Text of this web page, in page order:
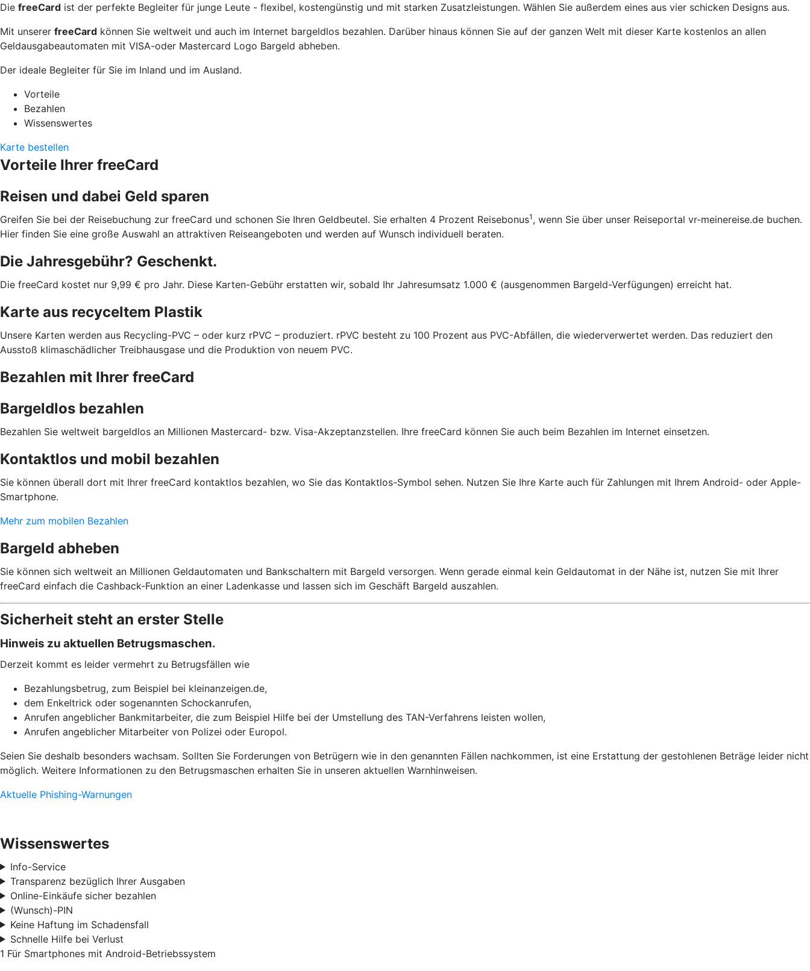
Die freeCard ist der perfekte Begleiter für junge Leute - flexibel, kostengünstig und mit starken Zusatzleistungen. Wählen Sie außerdem eines aus vier schicken Designs aus.
Mit unserer freeCard können Sie weltweit und auch im Internet bargeldlos bezahlen. Darüber hinaus können Sie auf der ganzen Welt mit dieser Karte kostenlos an allen
Geldausgabeautomaten mit VISA-oder Mastercard Logo Bargeld abheben.
Der ideale Begleiter für Sie im Inland und im Ausland.
Vorteile
Bezahlen
Wissenswertes
Karte bestellen
Vorteile Ihrer freeCard
Reisen und dabei Geld sparen
Greifen Sie bei der Reisebuchung zur freeCard und schonen Sie Ihren Geldbeutel. Sie erhalten 4 Prozent Reisebonus1 , wenn Sie über unser Reiseportal vr-meinereise.de buchen.
Hier finden Sie eine große Auswahl an attraktiven Reiseangeboten und werden auf Wunsch individuell beraten.
Die Jahresgebühr? Geschenkt.
Die freeCard kostet nur 9,99 € pro Jahr. Diese Karten-Gebühr erstatten wir, sobald Ihr Jahresumsatz 1.000 € (ausgenommen Bargeld-Verfügungen) erreicht hat.
Karte aus recyceltem Plastik
Unsere Karten werden aus Recycling-PVC – oder kurz rPVC – produziert. rPVC besteht zu 100 Prozent aus PVC-Abfällen, die wiederverwertet werden. Das reduziert den
Ausstoß klimaschädlicher Treibhausgase und die Produktion von neuem PVC.
Bezahlen mit Ihrer freeCard
Bargeldlos bezahlen
Bezahlen Sie weltweit bargeldlos an Millionen Mastercard- bzw. Visa-Akzeptanzstellen. Ihre freeCard können Sie auch beim Bezahlen im Internet einsetzen.
Kontaktlos und mobil bezahlen
Sie können überall dort mit Ihrer freeCard kontaktlos bezahlen, wo Sie das Kontaktlos-Symbol sehen. Nutzen Sie Ihre Karte auch für Zahlungen mit Ihrem Android- oder Apple-
Smartphone.
Mehr zum mobilen Bezahlen
Bargeld abheben
Sie können sich weltweit an Millionen Geldautomaten und Bankschaltern mit Bargeld versorgen. Wenn gerade einmal kein Geldautomat in der Nähe ist, nutzen Sie mit Ihrer
freeCard einfach die Cashback-Funktion an einer Ladenkasse und lassen sich im Geschäft Bargeld auszahlen.
Sicherheit steht an erster Stelle
Hinweis zu aktuellen Betrugsmaschen.
Derzeit kommt es leider vermehrt zu Betrugsfällen wie
Bezahlungsbetrug, zum Beispiel bei kleinanzeigen.de,
dem Enkeltrick oder sogenannten Schockanrufen,
Anrufen angeblicher Bankmitarbeiter, die zum Beispiel Hilfe bei der Umstellung des TAN-Verfahrens leisten wollen,
Anrufen angeblicher Mitarbeiter von Polizei oder Europol.
Seien Sie deshalb besonders wachsam. Sollten Sie Forderungen von Betrügern wie in den genannten Fällen nachkommen, ist eine Erstattung der gestohlenen Beträge leider nicht
möglich. Weitere Informationen zu den Betrugsmaschen erhalten Sie in unseren aktuellen Warnhinweisen.
Aktuelle Phishing-Warnungen
Wissenswertes
Info-Service
Transparenz bezüglich Ihrer Ausgaben
Online-Einkäufe sicher bezahlen
(Wunsch)-PIN
Keine Haftung im Schadensfall
Schnelle Hilfe bei Verlust
1 Für Smartphones mit Android-Betriebssystem